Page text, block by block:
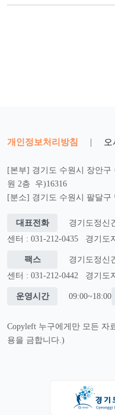
개인정보처리방침 | 오
[본부] 경기도 수원시 장안구
원 2층 우)16316
[분소] 경기도 수원시 팔달구
대표전화
경기도정신
센터 : 031-212-0435
경기도
팩스
경기도정신
센터 : 031-212-0442
경기도
운영시간 09:00~18:00
Copyleft 누구에게만 모든 자
용을 금합니다.)